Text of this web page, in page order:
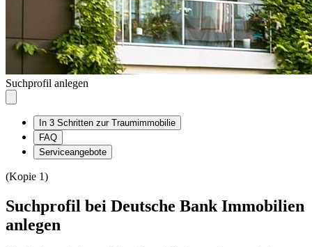
Suchprofil anlegen
In 3 Schritten zur Traumimmobilie
FAQ
Serviceangebote
(Kopie 1)
Suchprofil bei Deutsche Bank Immobilien
anlegen